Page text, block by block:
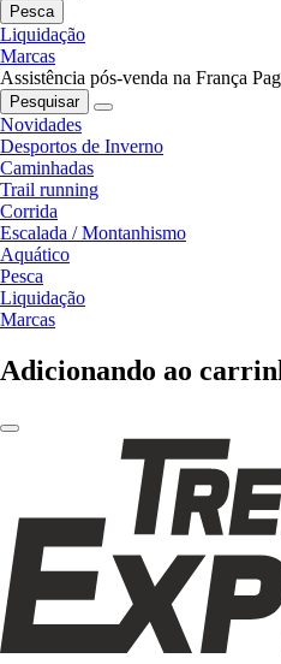
Pesca
Liquidação
Marcas
Assistência pós-venda na França
Pesquisar
Novidades
Desportos de Inverno
Caminhadas
Trail running
Corrida
Escalada / Montanhismo
Aquático
Pesca
Liquidação
Marcas
Adicionando ao